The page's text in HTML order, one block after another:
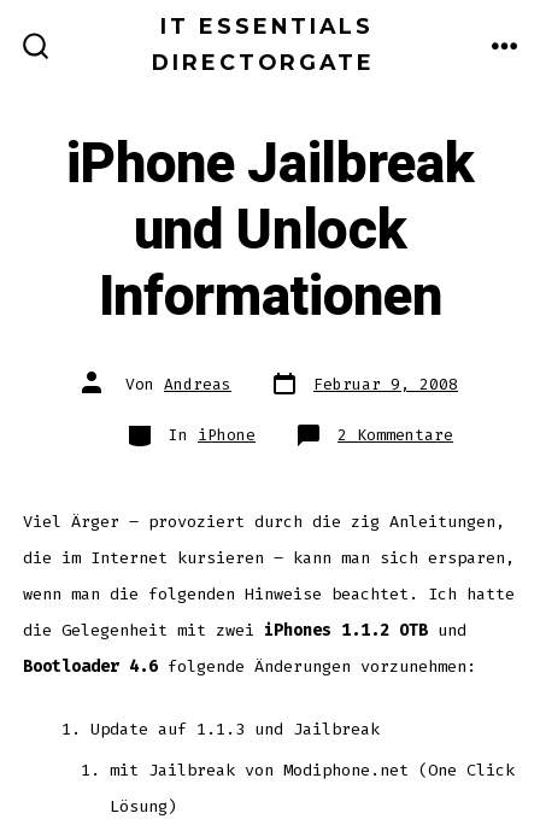
Inhalt
IT ESSENTIALS
DIRECTORGATE
iPhone Jailbreak
und Unlock
Informationen
Autor
des Von Andreas Datum
des
Februar 9, 2008
Kategorien
In iPhone 2 Kommentare
iPhone
Viel Ärger – provoziert durch die zig Anleitungen,
die im Internet kursieren – kann man sich ersparen,
wenn man die folgenden Hinweise beachtet. Ich hatte
die Gelegenheit mit zwei iPhones 1.1.2 OTBund
Bootloader 4.6 folgende Änderungen vorzunehmen:
Update auf 1.1.3 und Jailbreak
mit Jailbreak von Modiphone.net (One Click
Lösung)